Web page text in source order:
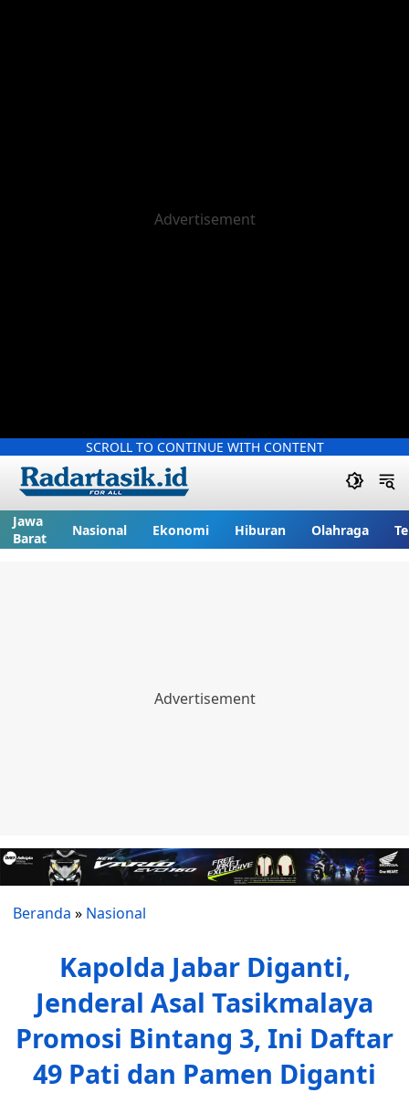
SCROLL TO CONTINUE WITH CONTENT
Jawa
Barat
Nasional Ekonomi Hiburan Olahraga
Beranda » Nasional
Kapolda Jabar Diganti,
Jenderal Asal Tasikmalaya
Promosi Bintang 3, Ini Daftar
49 Pati dan Pamen Diganti